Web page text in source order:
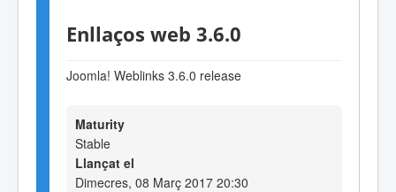
Enllaços web 3.6.0
Joomla! Weblinks 3.6.0 release
Maturity
Stable
Llançat el
Dimecres, 08 Març 2017 20:30